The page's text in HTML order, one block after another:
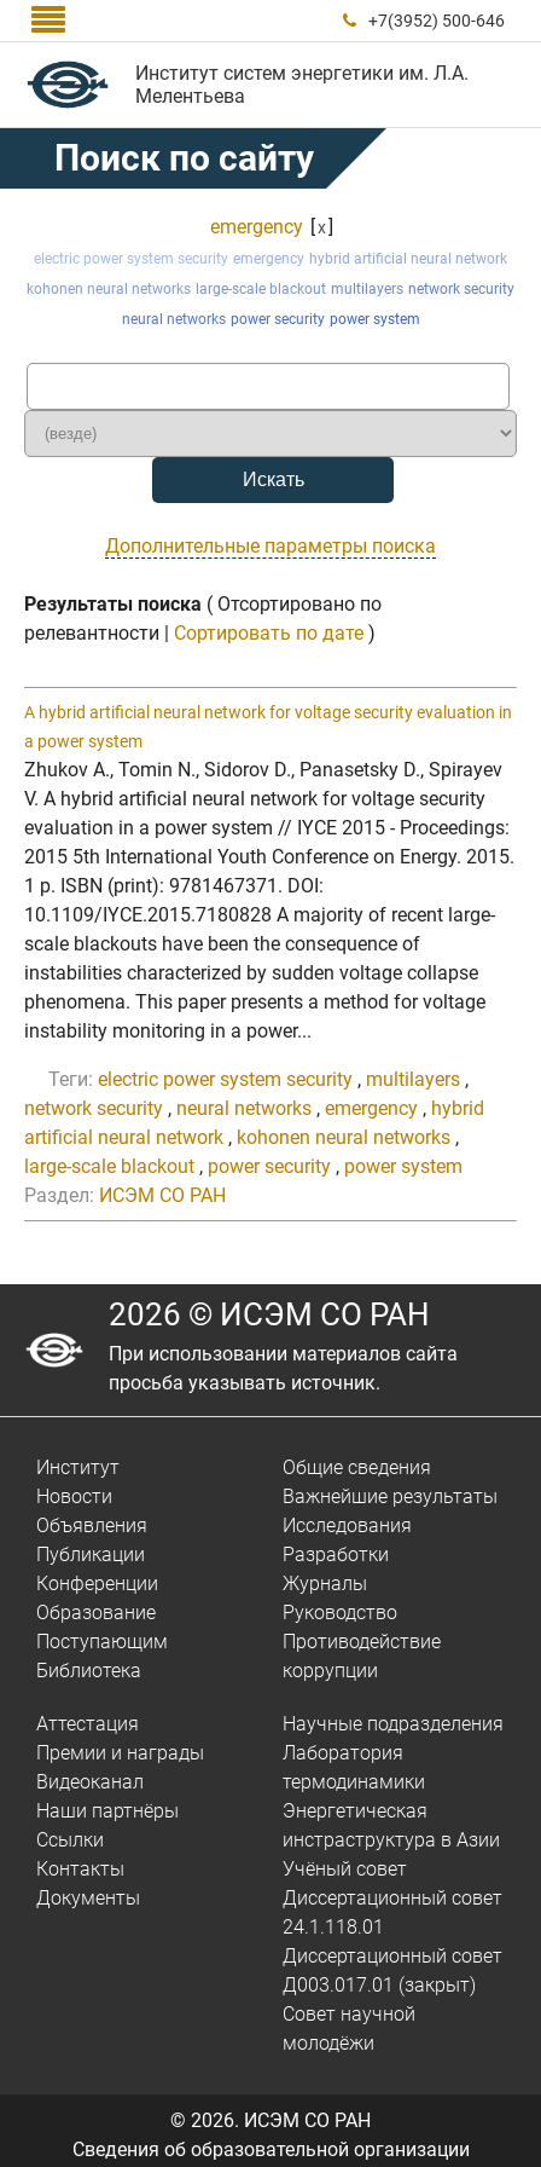
  +7(3952) 500-646
Институт систем энергетики им. Л.А.
Мелентьева
Поиск по сайту
emergency [x]
electric power system security emergency hybrid artificial neural network
kohonen neural networks large-scale blackout multilayers network security
neural networks power security power system
Дополнительные параметры поиска
Результаты поиска ( Отсортировано по
релевантности | Сортировать по дате )
A hybrid artificial neural network for voltage security evaluation in
a power system
Zhukov A., Tomin N., Sidorov D., Panasetsky D., Spirayev
V. A hybrid artificial neural network for voltage security
evaluation in a power system // IYCE 2015 - Proceedings:
2015 5th International Youth Conference on Energy. 2015.
1 p. ISBN (print): 9781467371. DOI:
10.1109/IYCE.2015.7180828 A majority of recent large-
scale blackouts have been the consequence of
instabilities characterized by sudden voltage collapse
phenomena. This paper presents a method for voltage
instability monitoring in a power...
Теги: electric power system security , multilayers ,
network security , neural networks , emergency , hybrid
artificial neural network , kohonen neural networks ,
large-scale blackout , power security , power system
Раздел: ИСЭМ СО РАН
2026 © ИСЭМ СО РАН
При использовании материалов сайта
просьба указывать источник.
Институт
Новости
Объявления
Публикации
Конференции
Образование
Поступающим
Библиотека
Общие сведения
Важнейшие результаты
Исследования
Разработки
Журналы
Руководство
Противодействие
коррупции
Аттестация
Премии и награды
Видеоканал
Наши партнёры
Ссылки
Контакты
Документы
Научные подразделения
Лаборатория
термодинамики
Энергетическая
инстраструктура в Азии
Учёный совет
Диссертационный совет
24.1.118.01
Диссертационный совет
Д003.017.01 (закрыт)
Совет научной
молодёжи
© 2026. ИСЭМ СО РАН
Сведения об образовательной организации